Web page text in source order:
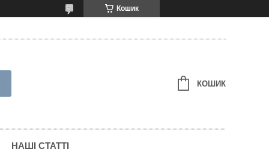
Кошик
КОШИК
НАШІ СТАТТІ